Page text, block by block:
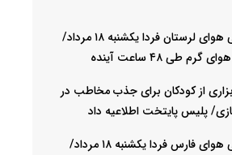
پیش بینی هوای لرستان فردا یکشنبه ۱۸ مرداد/
طی ۴۸ ساعت آینده
از کودکان برای جذب مخاطب در
پلیس پایتخت اطلاعیه داد
پیش بینی هوای فارس فردا یکشنبه ۱۸ مرداد/